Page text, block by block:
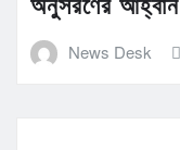
অনুসরণের আহ্বান
News Desk